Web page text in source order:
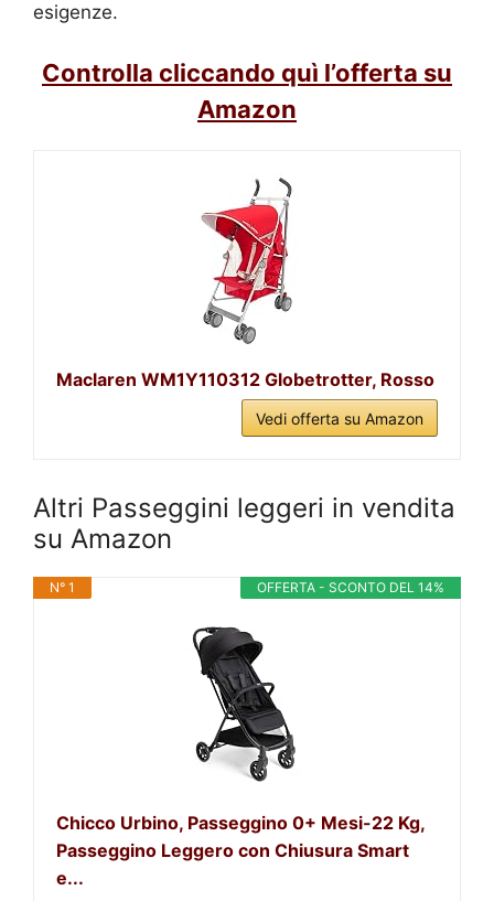
esigenze.
Controlla cliccando quì l’offerta su
Amazon
Maclaren WM1Y110312 Globetrotter, Rosso
Vedi offerta su Amazon
Altri Passeggini leggeri in vendita
su Amazon
OFFERTA - SCONTO DEL 14%
N° 1
Chicco Urbino, Passeggino 0+ Mesi-22 Kg,
Passeggino Leggero con Chiusura Smart
e...